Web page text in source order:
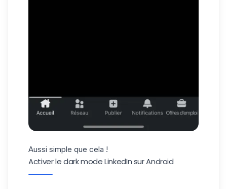
Aussi simple que cela !
Activer le dark mode LinkedIn sur Android